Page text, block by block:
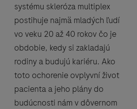
systému skleróza multiplex
postihuje najmä mladých ľudí
vo veku 20 až 40 rokov čo je
obdobie, kedy si zakladajú
rodiny a budujú kariéru. Ako
toto ochorenie ovplyvní život
pacienta a jeho plány do
budúcnosti nám v dôvernom